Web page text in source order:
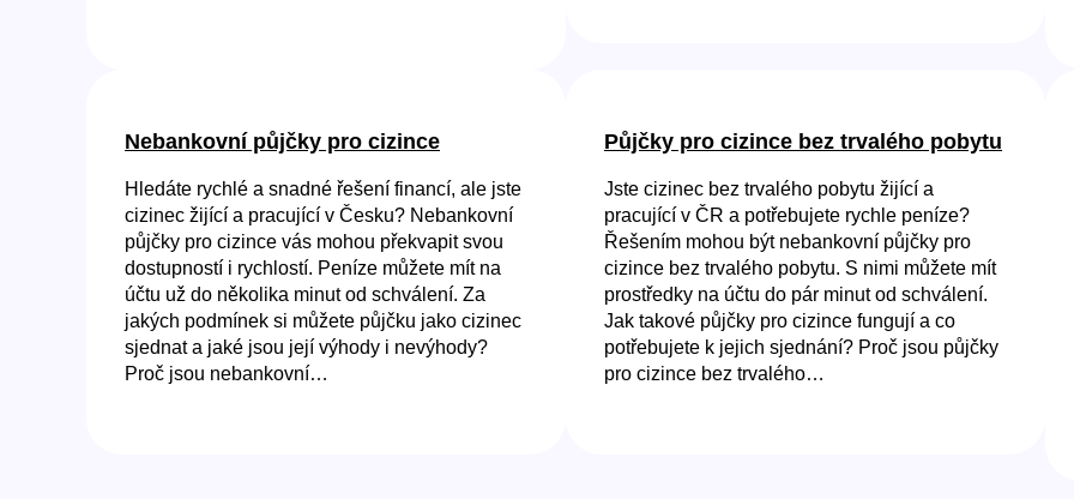
Nebankovní půjčky pro cizince
Hledáte rychlé a snadné řešení financí, ale jste
cizinec žijící a pracující v Česku? Nebankovní
půjčky pro cizince vás mohou překvapit svou
dostupností i rychlostí. Peníze můžete mít na
účtu už do několika minut od schválení. Za
jakých podmínek si můžete půjčku jako cizinec
sjednat a jaké jsou její výhody i nevýhody?
Proč jsou nebankovní…
Půjčky pro cizince bez trvalého pobytu
Jste cizinec bez trvalého pobytu žijící a
pracující v ČR a potřebujete rychle peníze?
Řešením mohou být nebankovní půjčky pro
cizince bez trvalého pobytu. S nimi můžete mít
prostředky na účtu do pár minut od schválení.
Jak takové půjčky pro cizince fungují a co
potřebujete k jejich sjednání? Proč jsou půjčky
pro cizince bez trvalého…